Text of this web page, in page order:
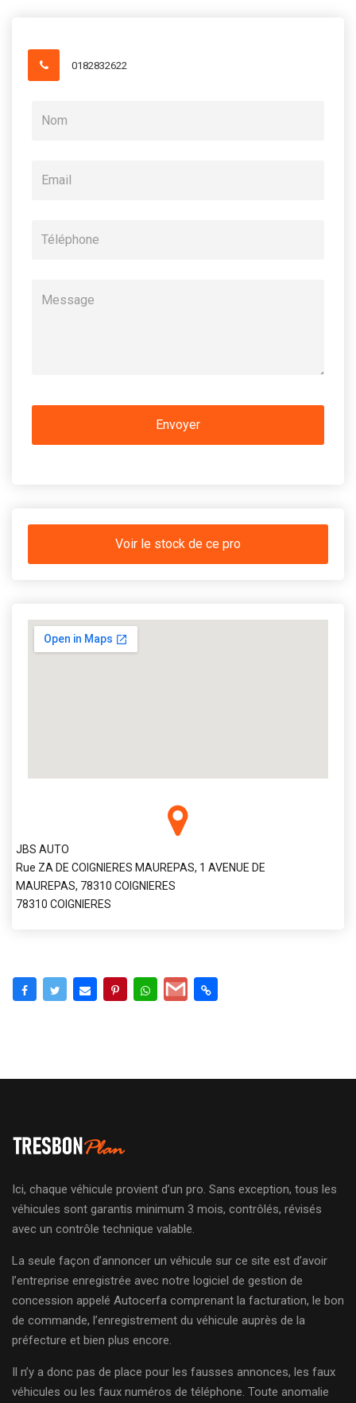
0182832622
Voir le stock de ce pro
JBS AUTO
Rue ZA DE COIGNIERES MAUREPAS, 1 AVENUE DE
MAUREPAS, 78310 COIGNIERES
78310 COIGNIERES
Ici, chaque véhicule provient d’un pro. Sans exception, tous les
véhicules sont garantis minimum 3 mois, contrôlés, révisés
avec un contrôle technique valable.
La seule façon d’annoncer un véhicule sur ce site est d’avoir
l’entreprise enregistrée avec notre logiciel de gestion de
concession appelé Autocerfa comprenant la facturation, le bon
de commande, l’enregistrement du véhicule auprès de la
préfecture et bien plus encore.
Il n’y a donc pas de place pour les fausses annonces, les faux
véhicules ou les faux numéros de téléphone. Toute anomalie